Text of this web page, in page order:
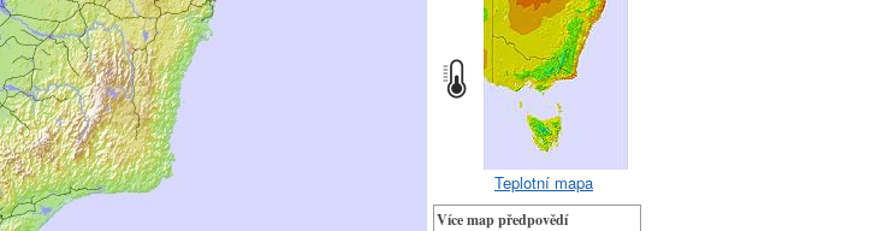
Teplotní mapa
Více map předpovědí